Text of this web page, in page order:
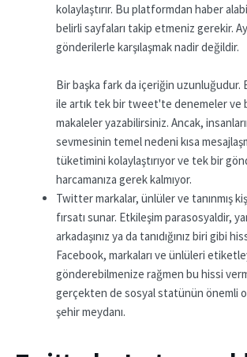
kolaylaştırır. Bu platformdan haber
belirli sayfaları takip etmeniz gerekir.
gönderilerle karşılaşmak nadir değildir.
Bir başka fark da içeriğin uzunluğudur.
ile artık tek bir tweet'te denemeler ve
makaleler yazabilirsiniz. Ancak,
sevmesinin temel nedeni kısa
tüketimini kolaylaştırıyor ve tek bir
harcamanıza gerek kalmıyor.
Twitter markalar, ünlüler ve tanınmış
fırsatı sunar. Etkileşim parasosyaldir,
arkadaşınız ya da tanıdığınız biri gibi
Facebook, markaları ve ünlüleri
gönderebilmenize rağmen bu hissi
gerçekten de sosyal statünün önemli
şehir meydanı.